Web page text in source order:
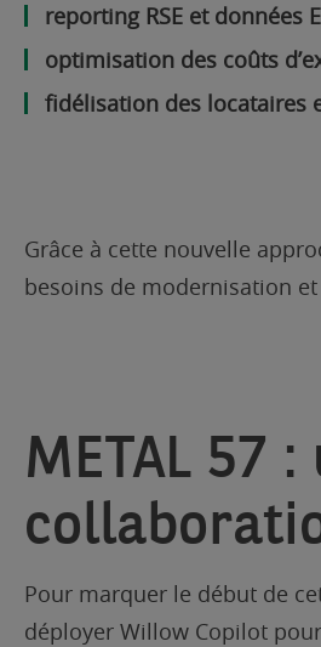
reporting RSE et données
optimisation des coûts
fidélisation des locataires
Grâce à cette nouvelle
besoins de modernisation
METAL 57
Pour marquer le début de
déployer Willow Copilot